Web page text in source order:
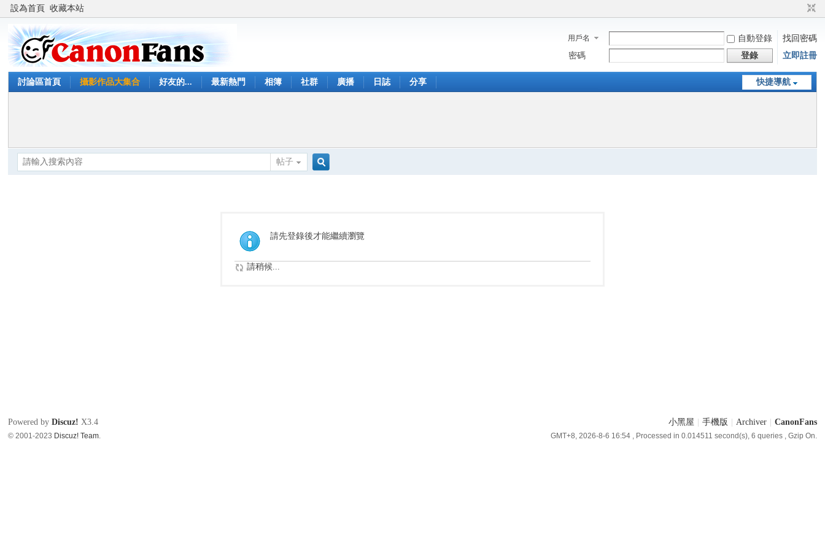
設為首頁 收藏本站
用戶名 自動登錄
找回密碼
密碼
登錄 立即註冊
快捷導航
討論區首頁 攝影作品大集合 好友的... 最新熱門 相簿 社群 廣播 日誌 分享
帖子
索
請先登錄後才能繼續瀏覽
請稍候...
小黑屋 手機版 Archiver CanonFans
GMT+8, 2026-8-6 16:54, Processed in 0.014511 second(s), 6 queries , Gzip On.
Powered byDiscuz! X3.4
© 2001-2023 Discuz! Team